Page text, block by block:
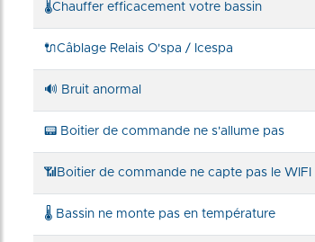
🌡️Chauffer efficacement votre bassin
🔌Câblage Relais O'spa / Icespa
🔊 Bruit anormal
📟 Boitier de commande ne s'allume pas
📶Boitier de commande ne capte pas le WIFI
🌡️ Bassin ne monte pas en température